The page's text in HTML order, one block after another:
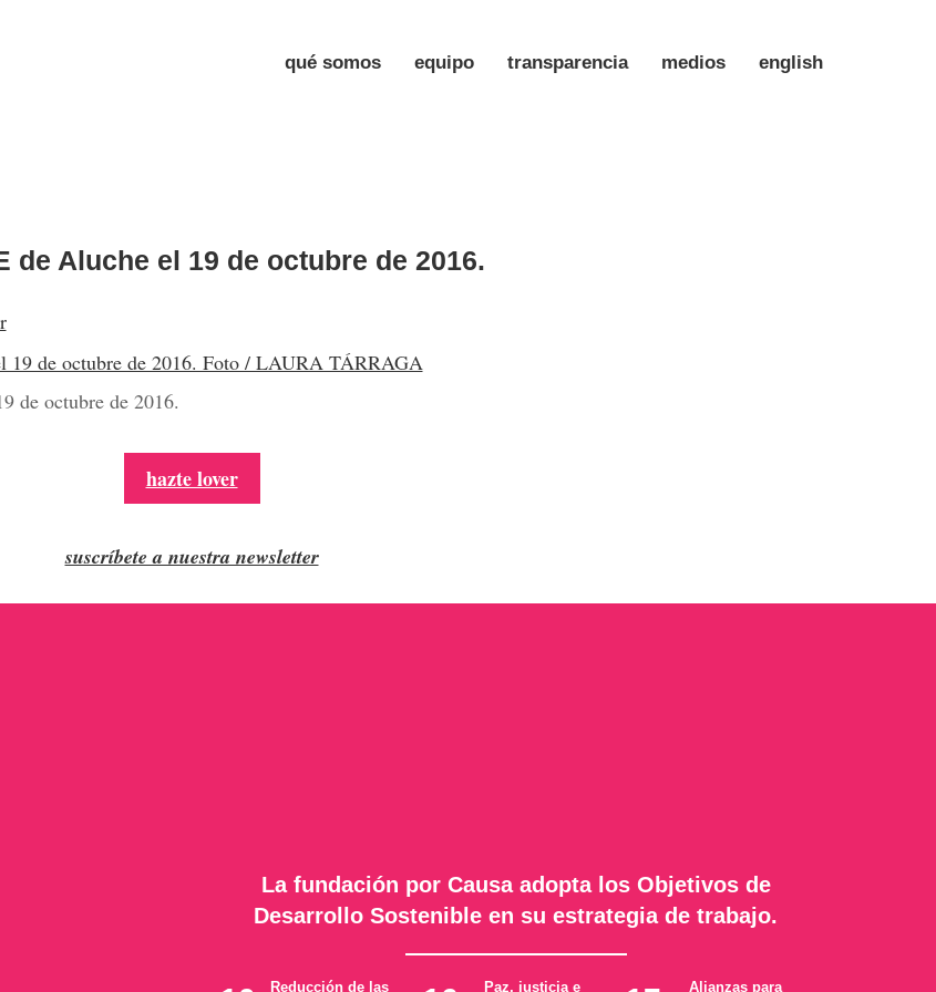
qué somos equipo transparencia medios english
de Aluche el 19 de octubre de 2016.
de octubre de 2016.
hazte lover
suscríbete a nuestra newsletter
La fundación por Causa adopta los Objetivos de
Desarrollo Sostenible en su estrategia de trabajo.
Reducción de las Paz, justicia e Alianzas para